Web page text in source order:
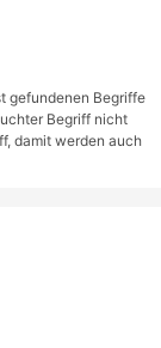
gefundenen Begriffe
Begriff nicht
damit werden auch